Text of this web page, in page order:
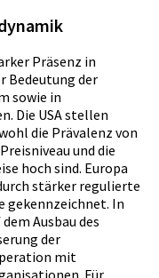
Präsenz in
Bedeutung der
sowie in
Die USA stellen
die Prävalenz von
und die
hoch sind. Europa
stärker regulierte
gekennzeichnet. In
Ausbau des
der
mit
Für